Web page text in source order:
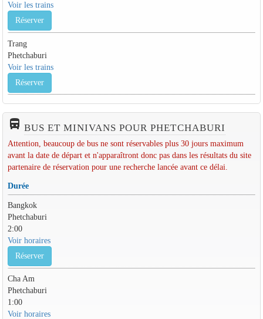
Voir les trains
Réserver
Trang
Phetchaburi
Voir les trains
Réserver
directions_bus_filled BUS ET MINIVANS POUR PHETCHABURI
Attention, beaucoup de bus ne sont réservables plus 30 jours maximum
avant la date de départ et n'apparaîtront donc pas dans les résultats du site
partenaire de réservation pour une recherche lancée avant ce délai.
Durée
Bangkok
Phetchaburi
2:00
Voir horaires
Réserver
Cha Am
Phetchaburi
1:00
Voir horaires